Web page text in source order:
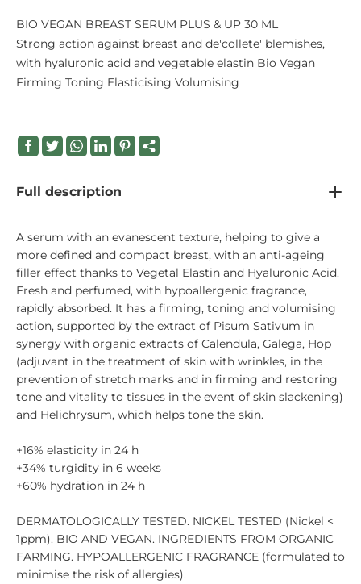
BIO VEGAN BREAST SERUM PLUS & UP 30 ML
Strong action against breast and de'collete' blemishes,
with hyaluronic acid and vegetable elastin Bio Vegan
Firming Toning Elasticising Volumising
Full description
A serum with an evanescent texture, helping to give a
more defined and compact breast, with an anti-ageing
filler effect thanks to Vegetal Elastin and Hyaluronic Acid.
Fresh and perfumed, with hypoallergenic fragrance,
rapidly absorbed. It has a firming, toning and volumising
action, supported by the extract of Pisum Sativum in
synergy with organic extracts of Calendula, Galega, Hop
(adjuvant in the treatment of skin with wrinkles, in the
prevention of stretch marks and in firming and restoring
tone and vitality to tissues in the event of skin slackening)
and Helichrysum, which helps tone the skin.
+16% elasticity in 24 h
+34% turgidity in 6 weeks
+60% hydration in 24 h
DERMATOLOGICALLY TESTED. NICKEL TESTED (Nickel <
1ppm). BIO AND VEGAN. INGREDIENTS FROM ORGANIC
FARMING. HYPOALLERGENIC FRAGRANCE (formulated to
minimise the risk of allergies).